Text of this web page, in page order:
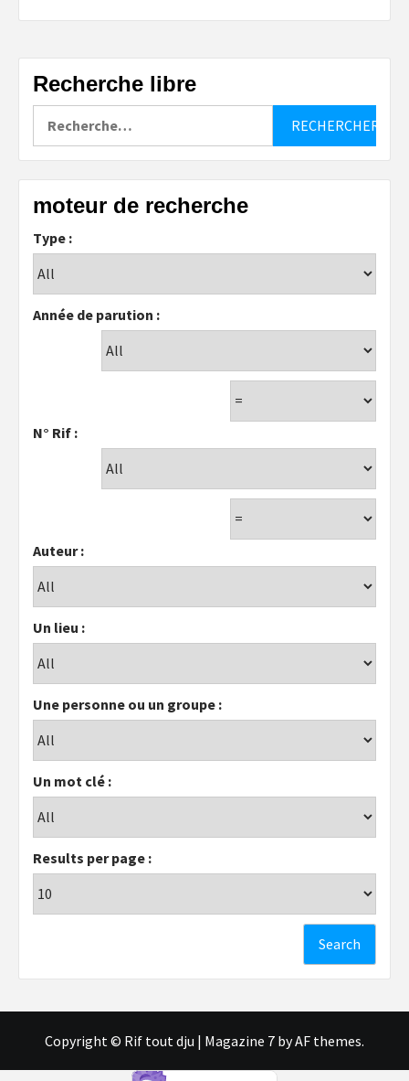
Recherche libre
moteur de recherche
Type :
Année de parution :
N° Rif :
Auteur :
Un lieu :
Une personne ou un groupe :
Un mot clé :
Results per page :
Copyright © Rif tout dju | Magazine 7 by AF themes.